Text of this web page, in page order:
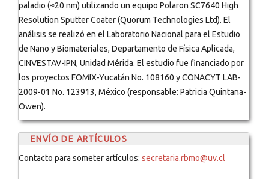
paladio (≈20 nm) utilizando un equipo Polaron SC7640 High
Resolution Sputter Coater (Quorum Technologies Ltd). El
análisis se realizó en el Laboratorio Nacional para el Estudio
de Nano y Biomateriales, Departamento de Física Aplicada,
CINVESTAV-IPN, Unidad Mérida. El estudio fue financiado por
los proyectos FOMIX-Yucatán No. 108160 y CONACYT LAB-
2009-01 No. 123913, México (responsable: Patricia Quintana-
Owen).
ENVÍO DE ARTÍCULOS
Contacto para someter artículos: secretaria.rbmo@uv.cl